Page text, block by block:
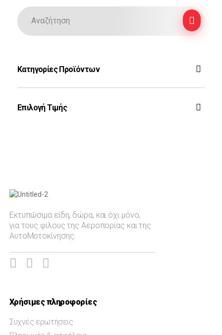
Κατηγορίες Προϊόντων
Ζεύς
Mirage 2000
Spitfire MJ755
AH-64 Apache
Πολιτική Αεροπορία
Ελληνική Αεροπορική Ισχύς
Ημερολόγια Τοίχου
Βιβλία - Άλμπουμ
Επιλογή Τιμής
Εκτυπώσιμα είδη, δώρα, και όχι μόνο,
για τους φίλους της Αεροπορίας και της
ΑυτοΜοτοκίνησης.
Χρήσιμες πληροφορίες
Συχνές ερωτήσεις